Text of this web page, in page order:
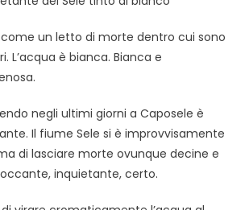
un letto di morte dentro cui sono
L’acqua è bianca. Bianca e
negli ultimi giorni a Caposele è
Il fiume Sele si è improvvisamente
di lasciare morte ovunque decine e
inquietante, certo.